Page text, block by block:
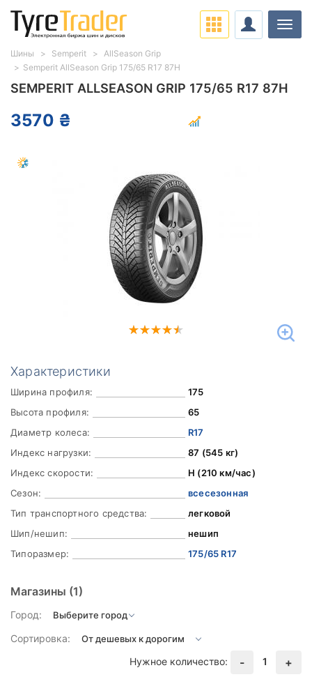
SEMPERIT ALLSEASON GRIP 175/65 R17 87H
3570 ₴
Характеристики
Ширина профиля:
175
Высота профиля:
65
Диаметр колеса:
R17
Индекс нагрузки:
87 (545 кг)
Индекс скорости:
H (210 км/час)
Сезон:
всесезонная
Тип транспортного средства:
легковой
Шип/нешип:
нешип
Типоразмер:
175/65 R17
Магазины (1)
Город:
Сортировка:
Нужное количество:
- 1 +
Шины Semperit
AllSeason Grip
Semperit AllSeason Grip 175/65 R17 87H